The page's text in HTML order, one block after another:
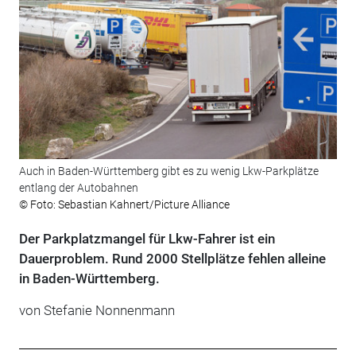
Auch in Baden-Württemberg gibt es zu wenig Lkw-Parkplätze
entlang der Autobahnen
© Foto: Sebastian Kahnert/Picture Alliance
Der Parkplatzmangel für Lkw-Fahrer ist ein
Dauerproblem. Rund 2000 Stellplätze fehlen alleine
in Baden-Württemberg.
von Stefanie Nonnenmann